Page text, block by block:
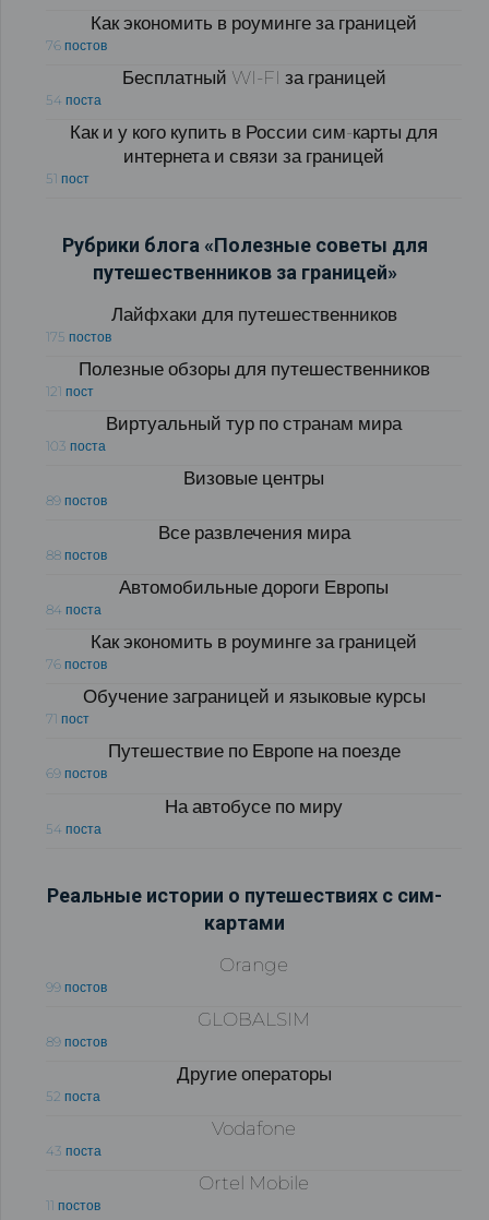
Как экономить в роуминге за границей
76 постов
Бесплатный WI-FI за границей
54 поста
Как и у кого купить в России сим-карты для
интернета и связи за границей
51 пост
Рубрики блога «Полезные советы для
путешественников за границей»
Лайфхаки для путешественников
175 постов
Полезные обзоры для путешественников
121 пост
Виртуальный тур по странам мира
103 поста
Визовые центры
89 постов
Все развлечения мира
88 постов
Автомобильные дороги Европы
84 поста
Как экономить в роуминге за границей
76 постов
Обучение заграницей и языковые курсы
71 пост
Путешествие по Европе на поезде
69 постов
На автобусе по миру
54 поста
Реальные истории о путешествиях с сим-
картами
Orange
99 постов
GLOBALSIM
89 постов
Другие операторы
52 поста
Vodafone
43 поста
Ortel Mobile
11 постов